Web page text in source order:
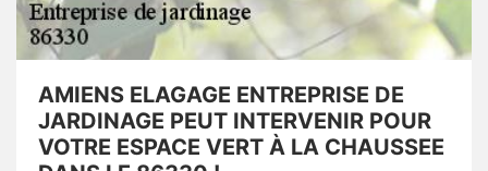
AMIENS ELAGAGE ENTREPRISE DE
JARDINAGE PEUT INTERVENIR POUR
VOTRE ESPACE VERT À LA CHAUSSEE